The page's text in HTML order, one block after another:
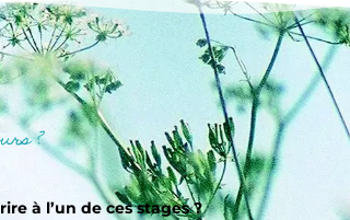
?
à l’un de ces stages ?